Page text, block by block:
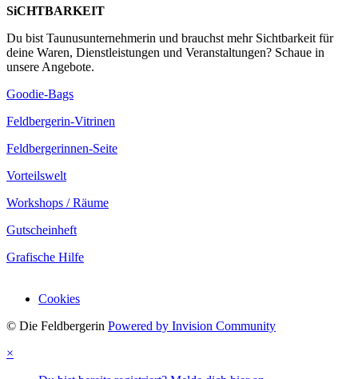
SiCHTBARKEIT
Du bist Taunusunternehmerin und brauchst mehr Sichtbarkeit für
deine Waren, Dienstleistungen und Veranstaltungen? Schaue in
unsere Angebote.
Goodie-Bags
Feldbergerin-Vitrinen
Feldbergerinnen-Seite
Vorteilswelt
Workshops / Räume
Gutscheinheft
Grafische Hilfe
Cookies
© Die Feldbergerin Powered by Invision Community
×